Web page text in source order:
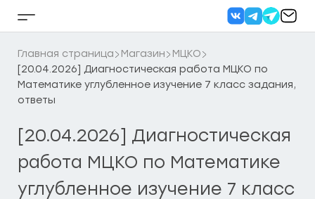
Кнопка
бокового
меню
Главная страница Магазин
МЦКО
[20.04.2026] Диагностическая работа МЦКО по
Математике углубленное изучение 7 класс задания,
ответы
[20.04.2026] Диагностическая
работа МЦКО по Математике
углубленное изучение 7 класс